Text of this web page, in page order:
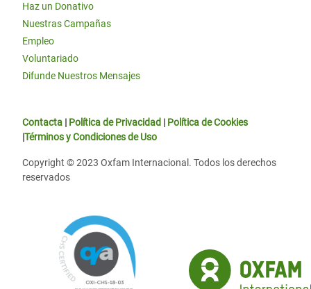
Haz un Donativo
Nuestras Campañas
Empleo
Voluntariado
Difunde Nuestros Mensajes
Contacta | Política de Privacidad | Política de Cookies
|Términos y Condiciones de Uso
Copyright © 2023 Oxfam Internacional. Todos los derechos
reservados